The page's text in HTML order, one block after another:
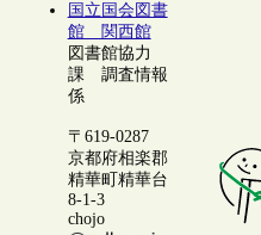
国立国会図書
館 関西館
図書館協力
課 調査情報
係
〒619-0287
京都府相楽郡
精華町精華台
8-1-3
chojo